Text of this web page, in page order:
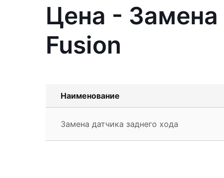
Цена - Замена
Fusion
Наименование
Замена датчика заднего хода